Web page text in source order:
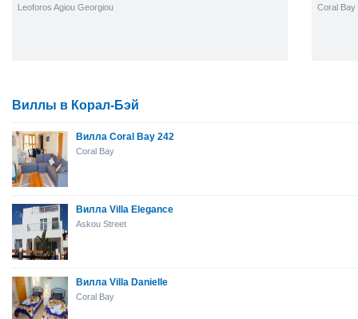
Leoforos Agiou Georgiou Coral Bay
Виллы в Корал-Бэй
Вилла Coral Bay 242
Coral Bay
Вилла Villa Elegance
Askou Street
Вилла Villa Danielle
Coral Bay